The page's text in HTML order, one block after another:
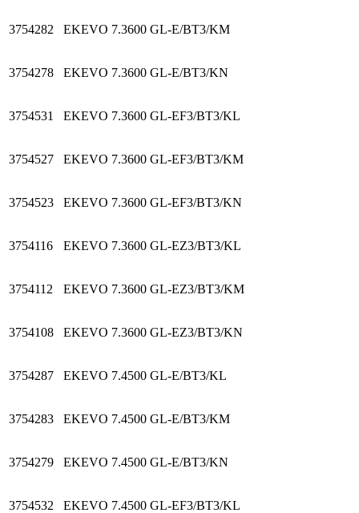
3754282 EKEVO 7.3600 GL-E/BT3/KM
3754278 EKEVO 7.3600 GL-E/BT3/KN
3754531 EKEVO 7.3600 GL-EF3/BT3/KL
3754527 EKEVO 7.3600 GL-EF3/BT3/KM
3754523 EKEVO 7.3600 GL-EF3/BT3/KN
3754116 EKEVO 7.3600 GL-EZ3/BT3/KL
3754112 EKEVO 7.3600 GL-EZ3/BT3/KM
3754108 EKEVO 7.3600 GL-EZ3/BT3/KN
3754287 EKEVO 7.4500 GL-E/BT3/KL
3754283 EKEVO 7.4500 GL-E/BT3/KM
3754279 EKEVO 7.4500 GL-E/BT3/KN
3754532 EKEVO 7.4500 GL-EF3/BT3/KL